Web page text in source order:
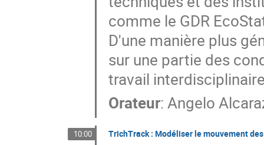
comme le GDR
D'une manière plus
sur une partie des
travail
Orateur: Angelo
10:00 TrichTrack : Modéliser le mouvement